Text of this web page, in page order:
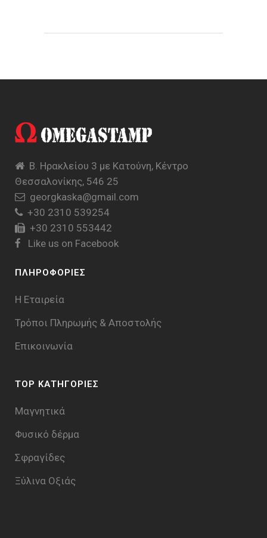
Β. Ηρακλείου 3 με Κατούνη, Κέντρο
Θεσσαλονίκης, 546 25
georgkaska@gmail.com
+30 2310 539254
+30 2310 553442
Like us on Facebook
ΠΛΗΡΟΦΟΡΙΕΣ
Η Εταιρεία
Τρόποι Πληρωμής & Aποστολής
Επικοινωνία
TOP ΚΑΤΗΓΟΡΙΕΣ
Μαγνητικά
Φυσικό δέρμα
Σφραγίδες
Ξύλινα Οξιάς